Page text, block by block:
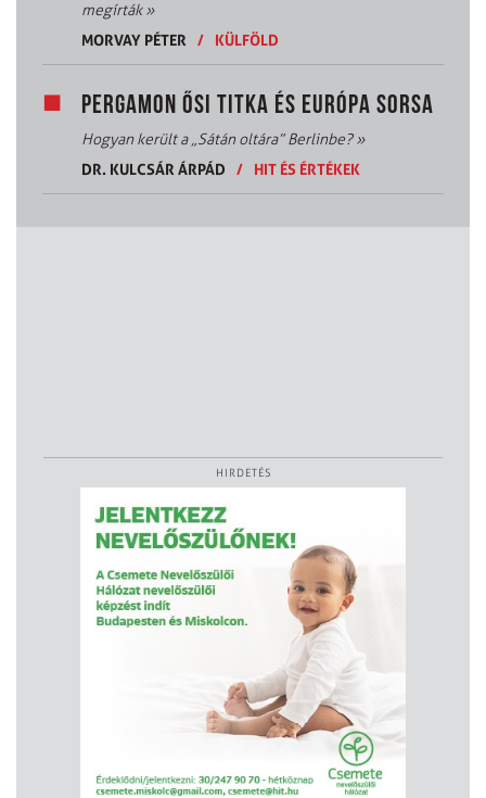
megírták»
MORVAY PÉTER
/ KÜLFÖLD
PERGAMON ŐSI TITKA ÉS EURÓPA SORSA
Hogyan került a „Sátán oltára” Berlinbe?»
DR. KULCSÁR ÁRPÁD
/ HIT ÉS ÉRTÉKEK
HIRDETÉS